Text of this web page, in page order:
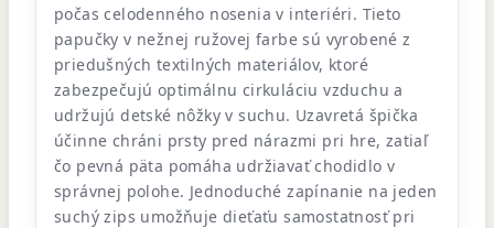
počas celodenného nosenia v interiéri. Tieto
papučky v nežnej ružovej farbe sú vyrobené z
priedušných textilných materiálov, ktoré
zabezpečujú optimálnu cirkuláciu vzduchu a
udržujú detské nôžky v suchu. Uzavretá špička
účinne chráni prsty pred nárazmi pri hre, zatiaľ
čo pevná päta pomáha udržiavať chodidlo v
správnej polohe. Jednoduché zapínanie na jeden
suchý zips umožňuje dieťaťu samostatnosť pri